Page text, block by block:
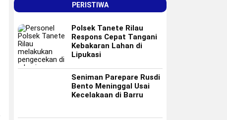
PERISTIWA
Polsek Tanete Rilau
Respons Cepat Tangani
Kebakaran Lahan di
Lipukasi
Seniman Parepare Rusdi
Bento Meninggal Usai
Kecelakaan di Barru